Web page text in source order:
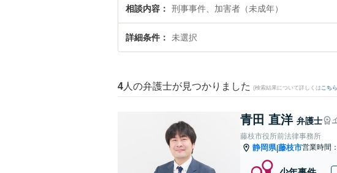
相談内容 刑事事件、加害者（未成年）
詳細条件 未選択
4 人の弁護士が見つかりました (検索結果について詳しくは こちら
青田 直洋 弁護士
藤枝市役所前法律事務所
静岡県|藤枝市営業時間